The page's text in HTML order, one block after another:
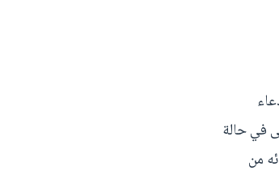
في حالة
من